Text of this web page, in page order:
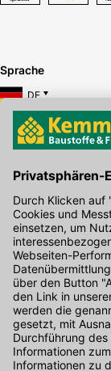
Sprache
DE
Hier gibt's die
Kontakt
Unser Onlineshop
Uhr unter der
Alternativ können